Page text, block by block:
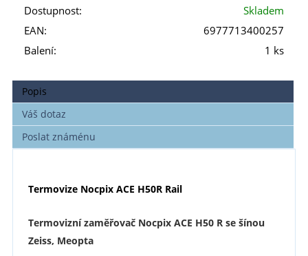
Dostupnost:
Skladem
EAN:
6977713400257
Balení:
1 ks
Popis
Váš dotaz
Poslat známénu
Termovize Nocpix ACE H50R Rail
Termovizní zaměřovač Nocpix ACE H50 R se šínou
Zeiss, Meopta